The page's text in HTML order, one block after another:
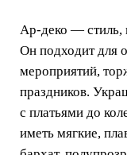
Ар-деко — стиль,
Он подходит для
мероприятий,
праздников.
с платьями до
иметь мягкие,